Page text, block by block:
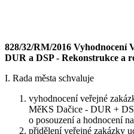
828/32/RM/2016
DUR a DSP - Rekonstrukce a
I. Rada města schvaluje
vyhodnocení veřejné
MěKS Dačice - DUR +
o posouzení a hodnocení
přidělení veřejné zakázky